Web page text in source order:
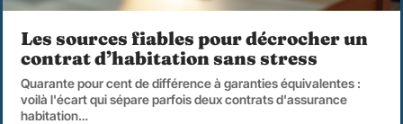
Les sources fiables pour décrocher un
contrat d’habitation sans stress
Quarante pour cent de différence à garanties équivalentes :
voilà l'écart qui sépare parfois deux contrats d'assurance
habitation…